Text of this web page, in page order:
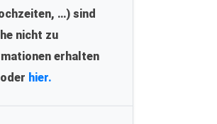
…) sind
nicht zu
erhalten
hier.